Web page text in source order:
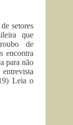
setores
que
de
encontra
para não
Leia o